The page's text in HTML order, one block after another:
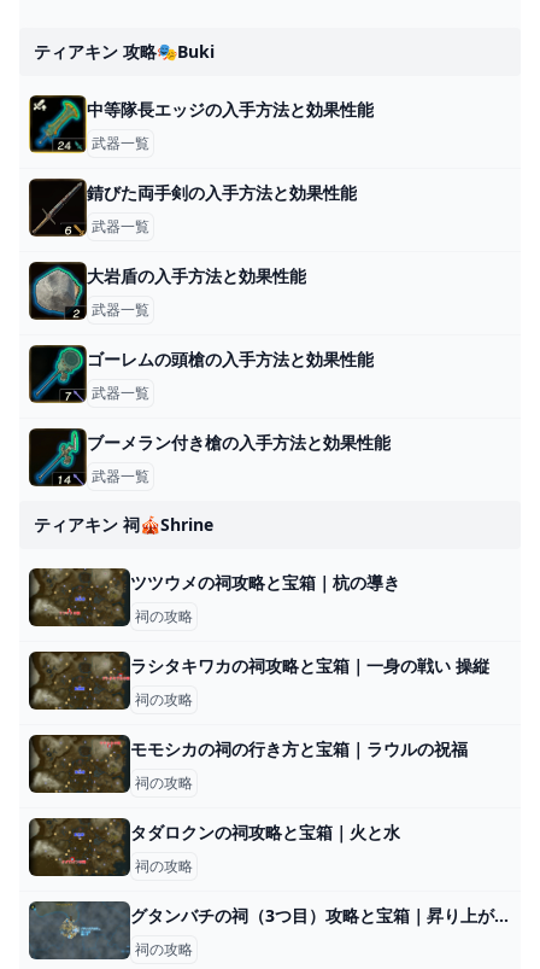
ティアキン 攻略🎭buki
中等隊長エッジの入手方法と効果性能
武器一覧
錆びた両手剣の入手方法と効果性能
武器一覧
大岩盾の入手方法と効果性能
武器一覧
ゴーレムの頭槍の入手方法と効果性能
武器一覧
ブーメラン付き槍の入手方法と効果性能
武器一覧
ティアキン 祠🎪shrine
ツツウメの祠攻略と宝箱｜杭の導き
祠の攻略
ラシタキワカの祠攻略と宝箱｜一身の戦い 操縦
祠の攻略
モモシカの祠の行き方と宝箱｜ラウルの祝福
祠の攻略
タダロクンの祠攻略と宝箱｜火と水
祠の攻略
グタンバチの祠（3つ目）攻略と宝箱｜昇り上がる力
祠の攻略